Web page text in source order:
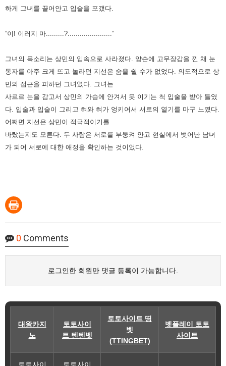
하게 그녀를 끌어안고 입술을 포갰다.
“이! 이러지 마.........?......................”
그녀의 목소리는 상민의 입속으로 사라졌다. 양손에 고무장갑을 낀 채 눈
동자를 아주 크게 뜨고 놀라던 지선은 숨을 쉴 수가 없었다. 의도적으로 상
민의 접근을 피하던 그녀였다. 그녀는
사르르 눈을 감고서 상민의 가슴에 안겨서 못 이기는 척 입술을 받아 들였
다. 입술과 입술이 그리고 혀와 혀가 엉키어서 서로의 열기를 마구 느꼈다.
어쩌면 지선은 상민이 적극적이기를
바랐는지도 모른다. 두 사람은 서로를 부둥켜 안고 현실에서 벗어난 남녀
가 되어 서로에 대한 애정을 확인하는 것이었다.
0 Comments
로그인한 회원만 댓글 등록이 가능합니다.
대왕카지
노
토토사이
트 텐텐벳
토토사이트 띵
벳
(TTINGBET)
벳플레이 토토
사이트